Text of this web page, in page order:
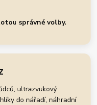
správné volby.
ultrazvukový
do nářadí, náhradní